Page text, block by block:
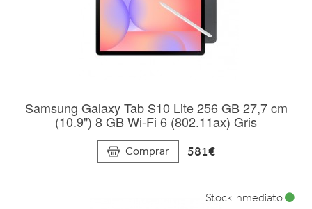
Samsung Galaxy Tab S10 Lite 256 GB 27,7 cm
(10.9") 8 GB Wi-Fi 6 (802.11ax) Gris
Comprar 581€
Stock inmediato